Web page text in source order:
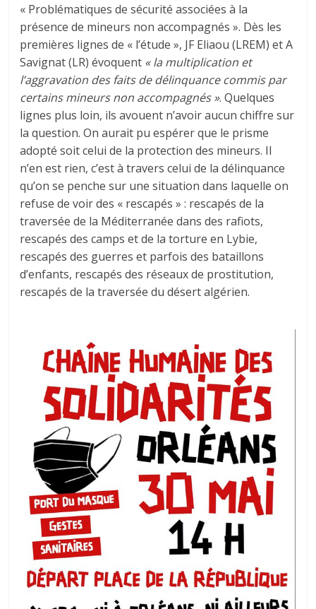
« Problématiques de sécurité associées à la
présence de mineurs non accompagnés ». Dès les
premières lignes de « l’étude », JF Eliaou (LREM) et A
Savignat (LR) évoquent « la multiplication et
l’aggravation des faits de délinquance commis par
certains mineurs non accompagnés ». Quelques
lignes plus loin, ils avouent n’avoir aucun chiffre sur
la question. On aurait pu espérer que le prisme
adopté soit celui de la protection des mineurs. Il
n’en est rien, c’est à travers celui de la délinquance
qu’on se penche sur une situation dans laquelle on
refuse de voir des « rescapés » : rescapés de la
traversée de la Méditerranée dans des rafiots,
rescapés des camps et de la torture en Lybie,
rescapés des guerres et parfois des bataillons
d’enfants, rescapés des réseaux de prostitution,
rescapés de la traversée du désert algérien.